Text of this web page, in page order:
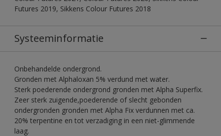
Futures 2019, Sikkens Colour Futures 2018
Systeeminformatie
Onbehandelde ondergrond.
Gronden met Alphaloxan 5% verdund met water.
Sterk poederende ondergrond gronden met Alpha Superfix.
Zeer sterk zuigende,poederende of slecht gebonden
ondergronden gronden met Alpha Fix verdunnen met ca.
20% terpentine en tot verzadiging in een niet-glimmende
laag.